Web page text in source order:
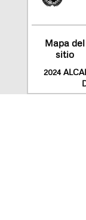
Mapa del
sitio
2024